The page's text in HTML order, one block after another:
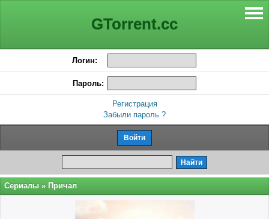
GTorrent.cc
Логин:
Пароль:
Регистрация
Забыли пароль ?
Сериалы » Причал